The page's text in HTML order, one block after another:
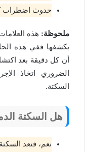
حدوث اضطراب
ملحوظة: هذه
بكشفها ففي هذه
أن كل دقيقة بعد
الضروري اتخاذ
السكتة.
هل السكتة
نعم، فتعد